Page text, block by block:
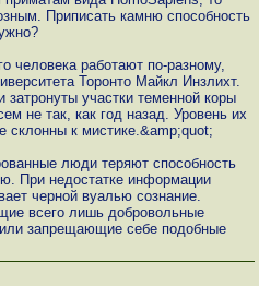
Приписать камню способность
человека работают по-разному,
Торонто Майкл Инзлихт.
участки теменной коры
не так, как год назад. Уровень их
склонны к мистике.&amp;quot;
люди теряют способность
При недостатке информации
черной вуалью сознание.
всего лишь добровольные
запрещающие себе подобные